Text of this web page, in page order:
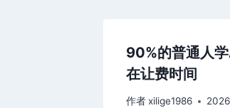
90%的普通人
在让费时间
作者xilige1986